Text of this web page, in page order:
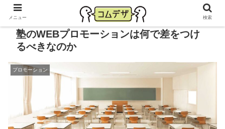
塾のWEBプロモーションは何で差をつけ
るべきなのか
プロモーション
メニュー 検索